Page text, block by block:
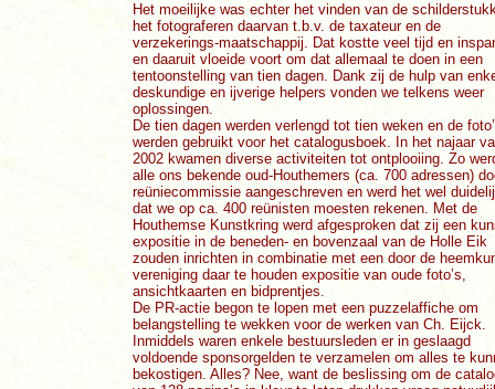
Het moeilijke was echter het vinden van de
het fotograferen daarvan t.b.v. de taxateur en de
verzekerings-maatschappij. Dat kostte veel tijd en
en daaruit vloeide voort om dat allemaal te doen in een
tentoonstelling van tien dagen. Dank zij de hulp van
deskundige en ijverige helpers vonden we telkens weer
oplossingen.
De tien dagen werden verlengd tot tien weken en de
werden gebruikt voor het catalogusboek. In het najaar
2002 kwamen diverse activiteiten tot ontplooiing. Zo
alle ons bekende oud-Houthemers (ca. 700 adressen)
reüniecommissie aangeschreven en werd het wel
dat we op ca. 400 reünisten moesten rekenen. Met de
Houthemse Kunstkring werd afgesproken dat zij een
expositie in de beneden- en bovenzaal van de Holle Eik
zouden inrichten in combinatie met een door de
vereniging daar te houden expositie van oude foto’s,
ansichtkaarten en bidprentjes.
De PR-actie begon te lopen met een puzzelaffiche om
belangstelling te wekken voor de werken van Ch. Eijck.
Inmiddels waren enkele bestuursleden er in geslaagd
voldoende sponsorgelden te verzamelen om alles te
bekostigen. Alles? Nee, want de beslissing om de